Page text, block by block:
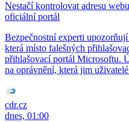
Nestačí kontrolovat adresu
oficiální portál
Bezpečnostní experti
která místo falešných
přihlašovací portál Microsoftu.
na oprávnění, která jim
cdr.cz
dnes, 01:00